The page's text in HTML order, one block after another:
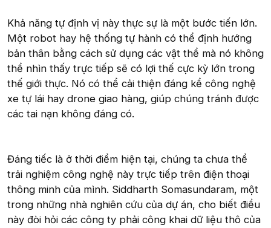
Khả năng tự định vị này thực sự là một bước tiến lớn.
Một robot hay hệ thống tự hành có thể định hướng
bản thân bằng cách sử dụng các vật thể mà nó không
thể nhìn thấy trực tiếp sẽ có lợi thế cực kỳ lớn trong
thế giới thực. Nó có thể cải thiện đáng kể công nghệ
xe tự lái hay drone giao hàng, giúp chúng tránh được
các tai nạn không đáng có.
Đáng tiếc là ở thời điểm hiện tại, chúng ta chưa thể
trải nghiệm công nghệ này trực tiếp trên điện thoại
thông minh của mình. Siddharth Somasundaram, một
trong những nhà nghiên cứu của dự án, cho biết điều
này đòi hỏi các công ty phải công khai dữ liệu thô của